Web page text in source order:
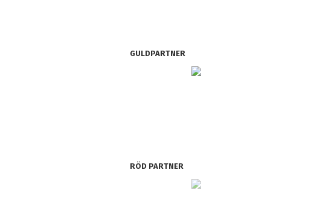
GULDPARTNER
RÖD PARTNER